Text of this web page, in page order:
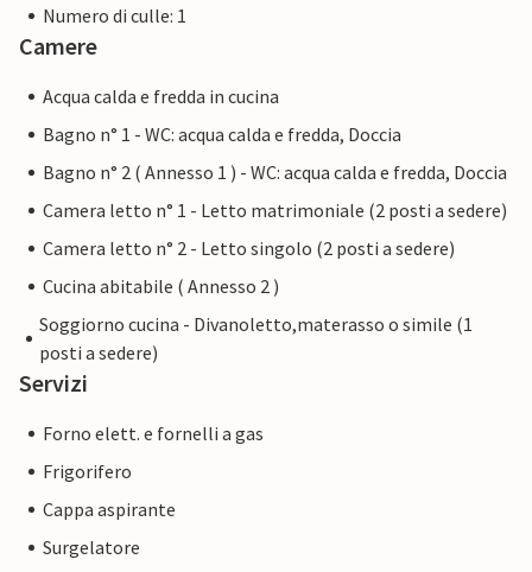
Numero di culle: 1
Camere
Acqua calda e fredda in cucina
Bagno n° 1 - WC: acqua calda e fredda, Doccia
Bagno n° 2 ( Annesso 1 ) - WC: acqua calda e fredda, Doccia
Camera letto n° 1 - Letto matrimoniale (2 posti a sedere)
Camera letto n° 2 - Letto singolo (2 posti a sedere)
Cucina abitabile ( Annesso 2 )
Soggiorno cucina - Divanoletto,materasso o simile (1
posti a sedere)
Servizi
Forno elett. e fornelli a gas
Frigorifero
Cappa aspirante
Surgelatore